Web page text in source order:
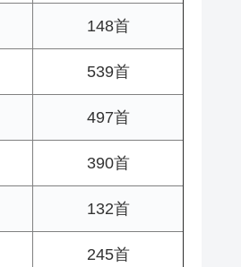
148首
539首
497首
390首
132首
245首